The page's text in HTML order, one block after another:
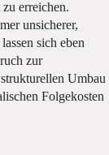
erreichen.
unsicherer,
sich eben
zur
Umbau
Folgekosten